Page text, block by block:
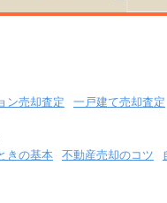
ン売却査定 一戸建て売却査定
きの基本 不動産売却のコツ